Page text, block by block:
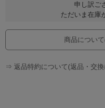
申し訳ご
ただいま在庫
商品につい
⇒ 返品特約について(返品・交